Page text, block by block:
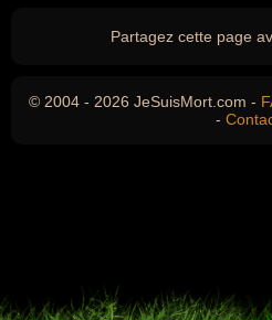
Partagez cette page
© 2004 - 2026 JeSuisMort.com -
-